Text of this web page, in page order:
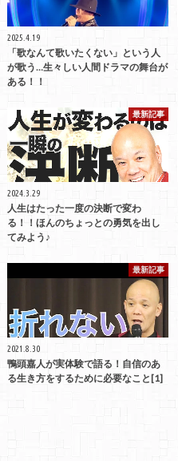
2025.4.19
「歌なんて歌いたくない」という人
が歌う…生々しい人間ドラマの舞台が
ある！！
最新記事
2024.3.29
人生はたった一度の決断で変わ
る！！ほんのちょっとの勇気を出し
てみよう♪
最新記事
2021.8.30
鴨頭嘉人が実体験で語る！自信のあ
る生き方をするために必要なこと[1]